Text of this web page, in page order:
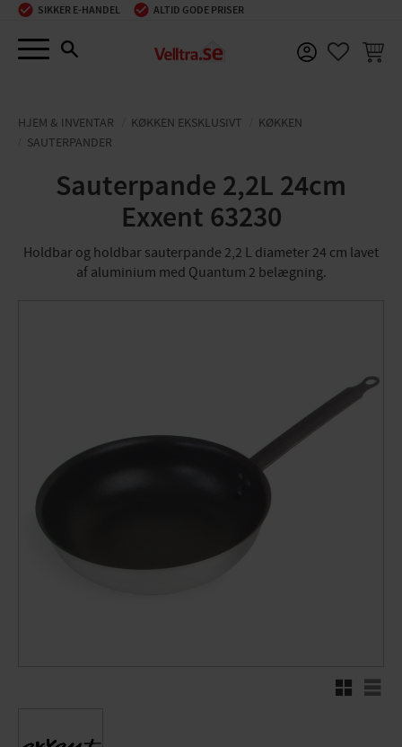
Menu
SIKKER E-HANDEL ALTID GODE PRISER
HJEM & INVENTAR KØKKEN EKSKLUSIVT
KØKKEN
SAUTERPANDER
Sauterpande 2,2L 24cm
Exxent 63230
Holdbar og holdbar sauterpande 2,2 L diameter 24 cm lavet
af aluminium med Quantum 2 belægning.
RutenettListe